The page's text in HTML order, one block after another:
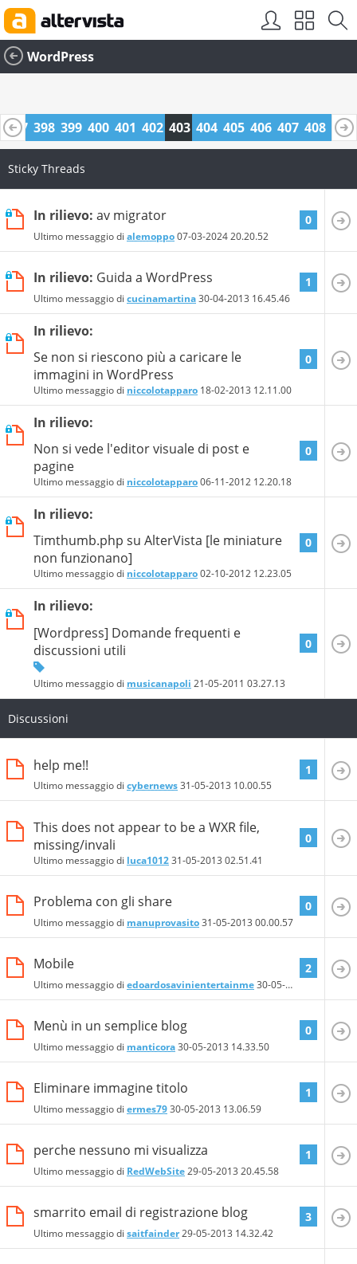
WordPress
397 398 399 400 401 402 403 404 405 406 407 408 409
Sticky Threads
In rilievo: av migrator
Ultimo messaggio di alemoppo07-03-202420.20.52
0
In rilievo: Guida a WordPress
Ultimo messaggio di cucinamartina30-04-2013 16.45.46
1
In rilievo:
Se non si riescono più a caricare le
immagini in WordPress
Ultimo messaggio di niccolotapparo 18-02-2013 12.11.00
0
In rilievo:
Non si vede l'editor visuale di post e
pagine
Ultimo messaggio di niccolotapparo06-11-2012 12.20.18
0
In rilievo:
Timthumb.php su AlterVista [le miniature
non funzionano]
Ultimo messaggio di niccolotapparo02-10-2012 12.23.05
0
In rilievo:
[Wordpress] Domande frequenti e
discussioni utili
Ultimo messaggio di musicanapoli 21-05-2011 03.27.13
0
Discussioni
help me!!
Ultimo messaggio di cybernews31-05-2013 10.00.55
1
This does not appear to be a WXR file,
missing/invali
Ultimo messaggio di luca101231-05-2013 02.51.41
0
Problema con gli share
Ultimo messaggio di manuprovasito31-05-2013 00.00.57
0
Mobile
Ultimo messaggio di edoardosavinientertainme30-05-2013
2
Menù in un semplice blog
Ultimo messaggio di manticora30-05-2013 14.33.50
0
Eliminare immagine titolo
Ultimo messaggio di ermes7930-05-2013 13.06.59
1
perche nessuno mi visualizza
Ultimo messaggio di RedWebSite29-05-2013 20.45.58
1
smarrito email di registrazione blog
Ultimo messaggio di saitfainder29-05-2013 14.32.42
3